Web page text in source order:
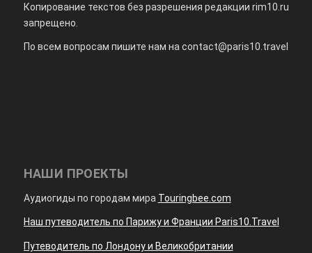
Копирование текстов без разрешения редакции rim10.ru
запрещено.
По всем вопросам пишите нам наcontact@paris10.travel
НАШИ ПРОЕКТЫ
Аудиогиды по городам мира Touringbee.com
Наш путеводитель по Парижу и Франции Paris10.Travel
Путеводитель по Лондону и Великобритании